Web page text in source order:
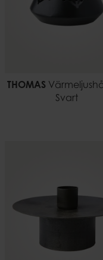
THOMAS
Svart